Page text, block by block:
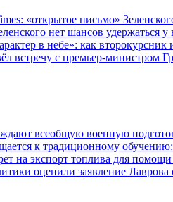
«открытое письмо»
нет шансов удержаться у
в небе»: как второкурсник
встречу с премьер-министром
всеобщую военную
к традиционному
на экспорт топлива для
оценили заявление